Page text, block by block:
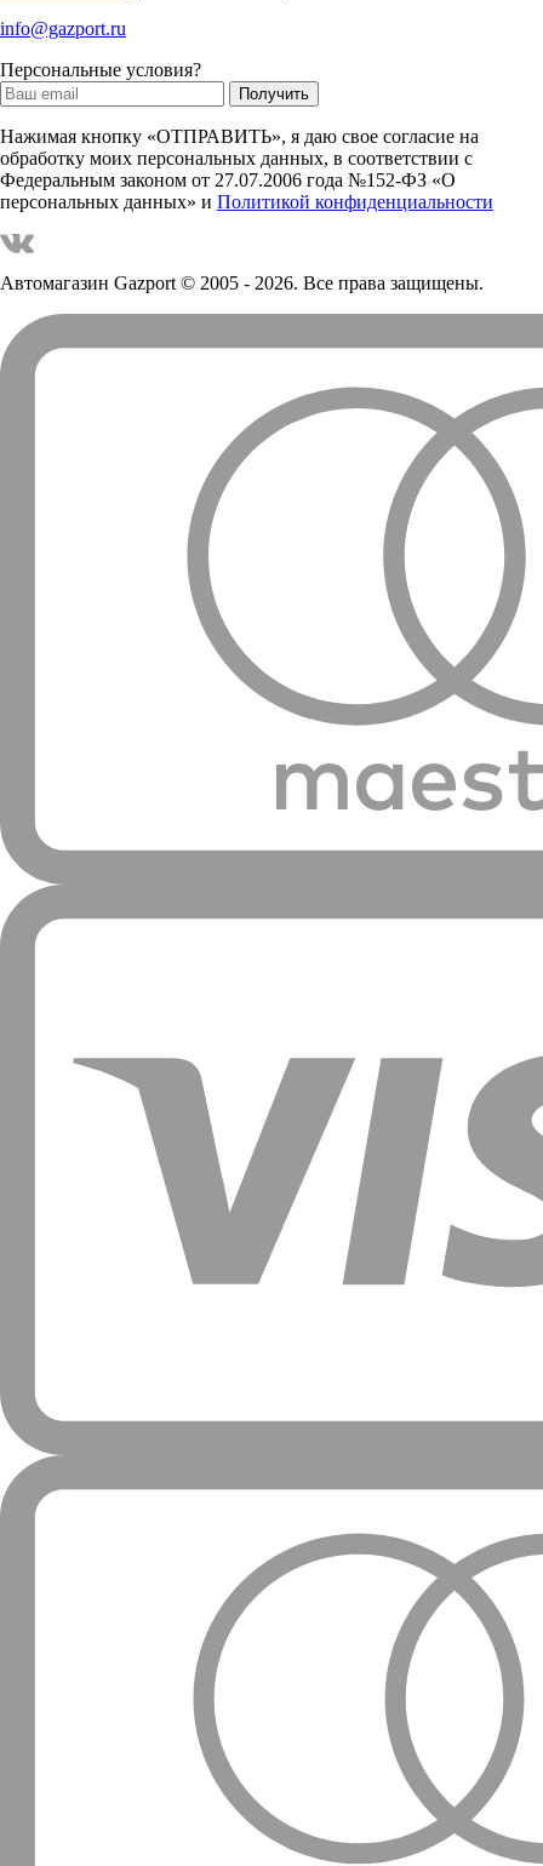
info@gazport.ru
Персональные условия?
Нажимая кнопку «ОТПРАВИТЬ», я даю свое согласие на
обработку моих персональных данных, в соответствии с
Федеральным законом от 27.07.2006 года №152-ФЗ «О
персональных данных» и Политикой конфиденциальности
Автомагазин Gazport© 2005 - 2026. Все права защищены.